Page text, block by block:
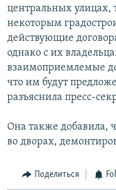
центральных улицах,
некоторым
действующие
однако с их
взаимоприемлемые
что им будут
разъяснила пресс-
Она также добавила,
во дворах,
Поделиться